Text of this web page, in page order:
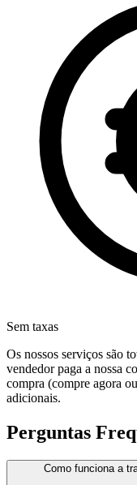
Sem taxas
Os nossos serviços são
vendedor paga a nossa
compra (compre agora
adicionais.
Perguntas
Como funciona a